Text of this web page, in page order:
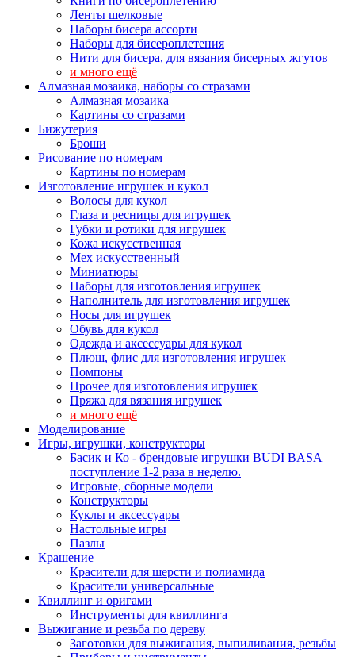
Ленты шелковые
Наборы бисера ассорти
Наборы для бисероплетения
Нити для бисера, для вязания бисерных жгутов
и много ещё
Алмазная мозаика, наборы со стразами
Алмазная мозаика
Картины co стразами
Бижутерия
Броши
Рисование по номерам
Картины по номерам
Изготовление игрушек и кукол
Волосы для кукол
Глаза и ресницы для игрушек
Губки и ротики для игрушек
Кожа искусственная
Мех искусственный
Миниатюры
Наборы для изготовления игрушек
Наполнитель для изготовления игрушек
Носы для игрушек
Обувь для кукол
Одежда и аксессуары для кукол
Плюш, флис для изготовления игрушек
Помпоны
Прочее для изготовления игрушек
Пряжа для вязания игрушек
и много ещё
Моделирование
Игры, игрушки, конструкторы
Басик и Ко - брендовые игрушки BUDI BASA
поступление 1-2 раза в неделю.
Игровые, сборные модели
Конструкторы
Куклы и аксессуары
Настольные игры
Пазлы
Крашение
Красители для шерсти и полиамида
Красители универсальные
Квиллинг и оригами
Инструменты для квиллинга
Выжигание и резьба по дереву
Заготовки для выжигания, выпиливания, резьбы